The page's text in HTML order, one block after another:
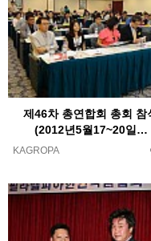
제46차 총연합회 총회 참
(2012년5월17~20일…
KAGROPA